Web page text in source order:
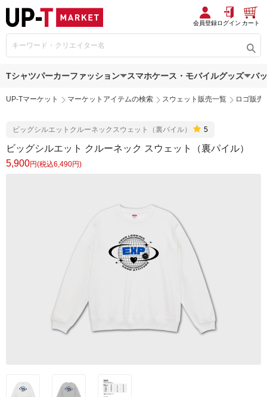
会員登録ログイン カート
Tシャツパーカーファッション スマホケース・モバイルグッズ バ
UP-Tマーケット マーケットアイテムの検索 スウェット販売一覧 ロゴ販売
ビッグシルエットクルーネックスウェット（裏パイル） 5
ビッグシルエット クルーネック スウェット（裏パイル）
5,900円(税込6,490円)